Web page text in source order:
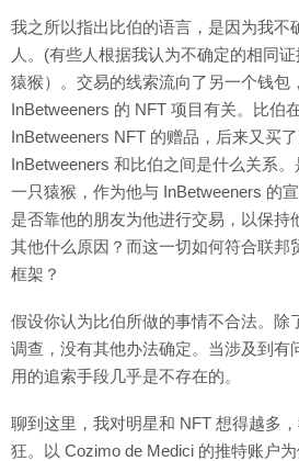
我之所以指出比伯的语言，是因为我不
人。(有些人根据我认为不确定的相同
猿猴）。交易的线索流向了另一个钱包
InBetweeners 的 NFT 项目有关。比伯
InBetweeners NFT 的赠品，后来又买
InBetweeners 和比伯之间是什么关系
一只猿猴，作为他与 InBetweeners 的
是否靠他的朋友为他进行交易，以保持
其他什么原因？而这一切如何符合联邦
框架？
假设你认为比伯所做的事情不合法。除
调查，没有其他办法确定。当涉及到有
用的追索手段几乎是不存在的。
聊到这里，我对明星和 NFT 想得越多
狂。以 Cozimo de Medici 的推特账户